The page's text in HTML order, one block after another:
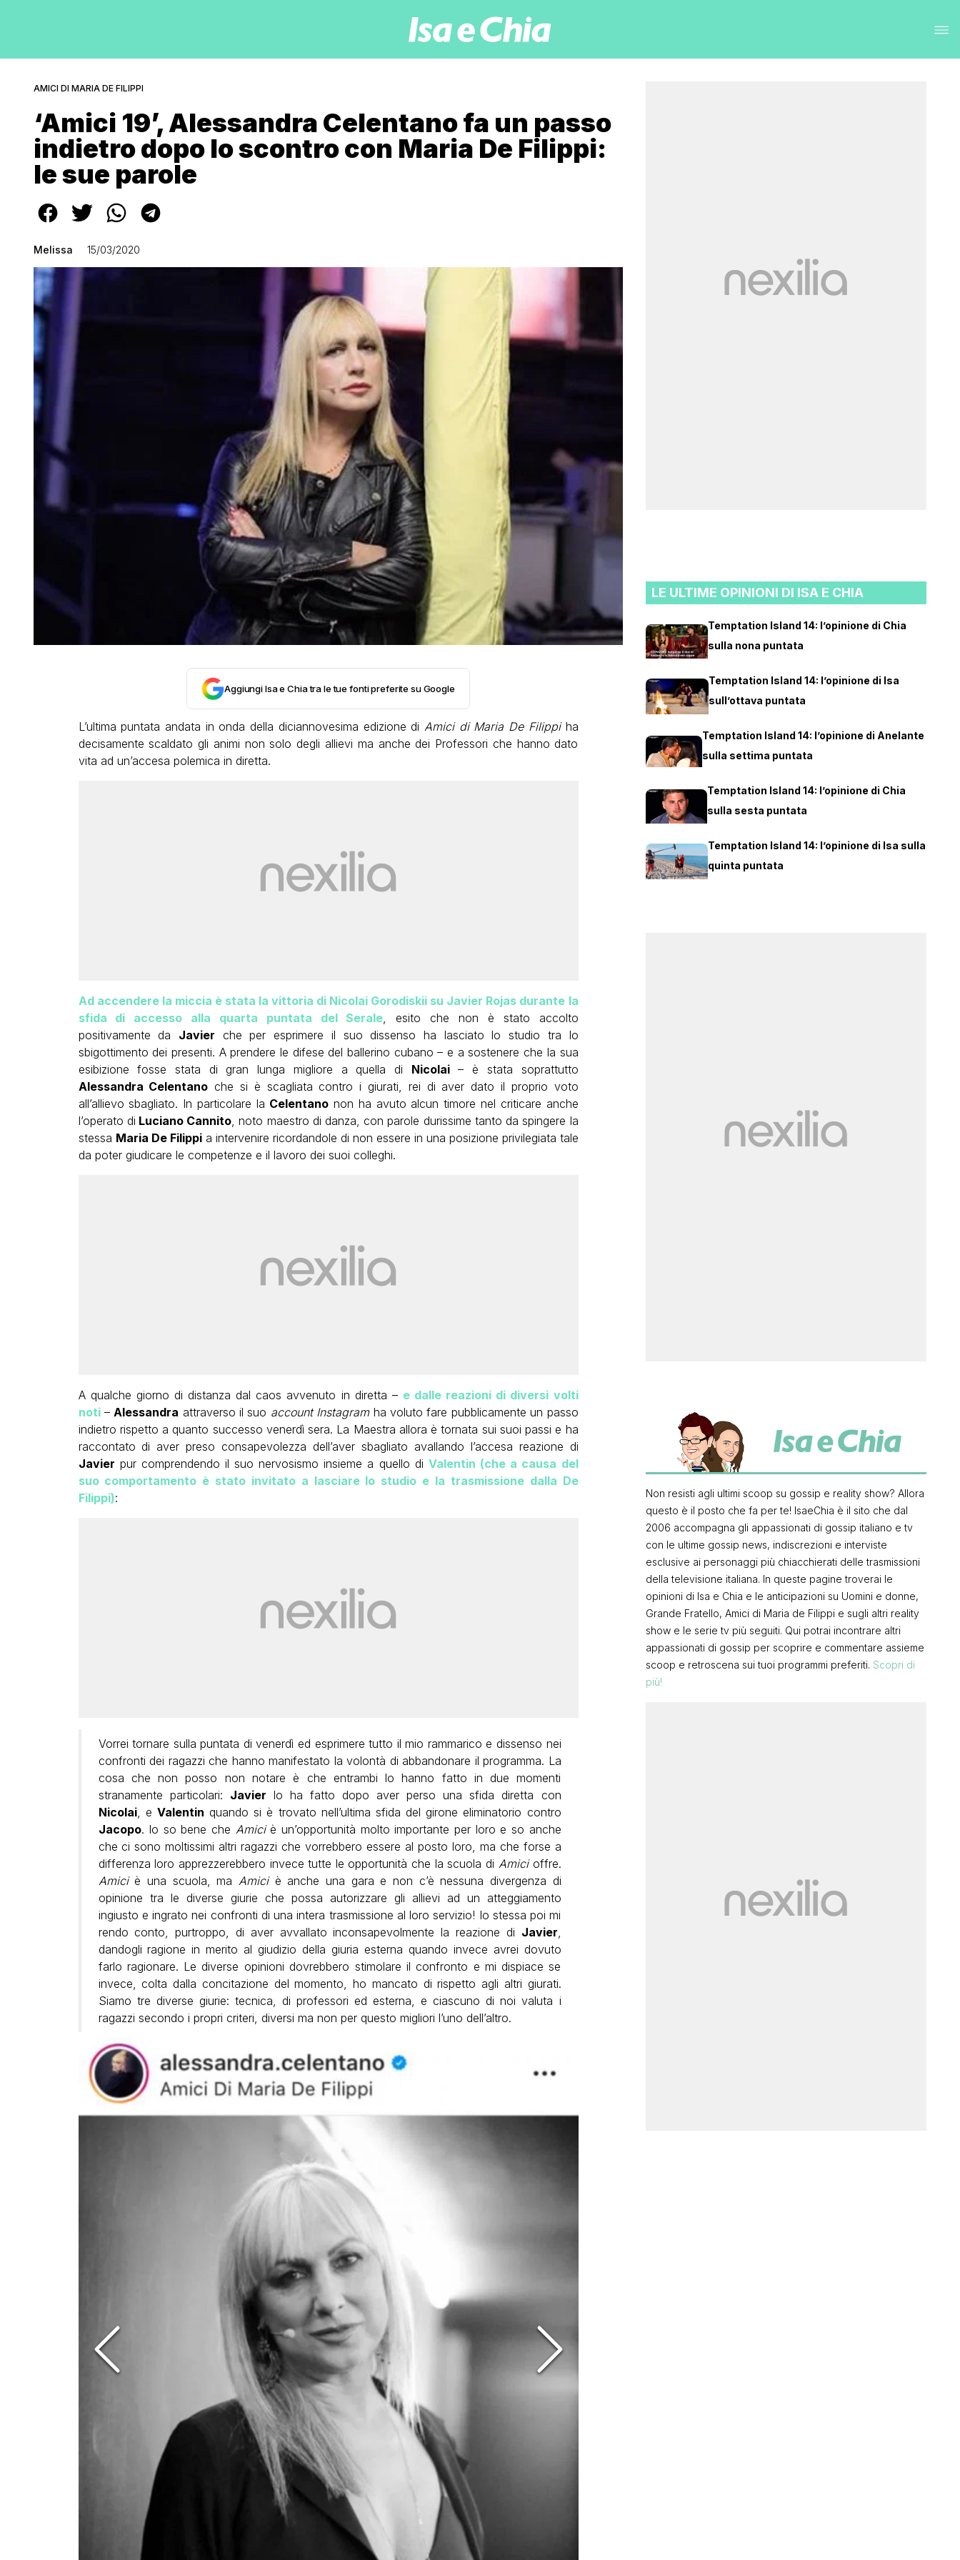
AMICI DI MARIA DE FILIPPI
‘Amici 19’, Alessandra Celentano fa un passo
indietro dopo lo scontro con Maria De Filippi:
le sue parole
Melissa 15/03/2020
Aggiungi Isa e Chia tra le tue fonti preferite su Google
L’ultima puntata andata in onda della diciannovesima edizione di Amici di Maria De Filippiha
decisamente scaldato gli animi non solo degli allievi ma anche dei Professori che hanno dato
vita ad un’accesa polemica in diretta.
Ad accendere la miccia è stata la vittoria di Nicolai Gorodiskii su Javier Rojas durante la
sfida di accesso alla quarta puntata del Serale , esito che non è stato accolto
positivamente da Javier che per esprimere il suo dissenso ha lasciato lo studio tra lo
sbigottimento dei presenti. A prendere le difese del ballerino cubano – e a sostenere che la sua
esibizione fosse stata di gran lunga migliore a quella di Nicolai– è stata soprattutto
Alessandra Celentano che si è scagliata contro i giurati, rei di aver dato il proprio voto
all’allievo sbagliato. In particolare la Celentano non ha avuto alcun timore nel criticare anche
l’operato di Luciano Cannito , noto maestro di danza, con parole durissime tanto da spingere la
stessa Maria De Filippia intervenire ricordandole di non essere in una posizione privilegiata tale
da poter giudicare le competenze e il lavoro dei suoi colleghi.
A qualche giorno di distanza dal caos avvenuto in diretta – e dalle reazioni di diversi volti
noti– Alessandra attraverso il suo account Instagramha voluto fare pubblicamente un passo
indietro rispetto a quanto successo venerdì sera. La Maestra allora è tornata sui suoi passi e ha
raccontato di aver preso consapevolezza dell’aver sbagliato avallando l’accesa reazione di
Javier pur comprendendo il suo nervosismo insieme a quello di Valentin (che a causa del
suo comportamento è stato invitato a lasciare lo studio e la trasmissione dalla De
Filippi):
Vorrei tornare sulla puntata di venerdì ed esprimere tutto il mio rammarico e dissenso nei
confronti dei ragazzi che hanno manifestato la volontà di abbandonare il programma. La
cosa che non posso non notare è che entrambi lo hanno fatto in due momenti
stranamente particolari: Javier lo ha fatto dopo aver perso una sfida diretta con
Nicolai, e Valentin quando si è trovato nell’ultima sfida del girone eliminatorio contro
Jacopo. Io so bene che Amiciè un’opportunità molto importante per loro e so anche
che ci sono moltissimi altri ragazzi che vorrebbero essere al posto loro, ma che forse a
differenza loro apprezzerebbero invece tutte le opportunità che la scuola di Amicioffre.
Amiciè una scuola, ma Amiciè anche una gara e non c’è nessuna divergenza di
opinione tra le diverse giurie che possa autorizzare gli allievi ad un atteggiamento
ingiusto e ingrato nei confronti di una intera trasmissione al loro servizio! Io stessa poi mi
rendo conto, purtroppo, di aver avvallato inconsapevolmente la reazione di Javier
dandogli ragione in merito al giudizio della giuria esterna quando invece avrei dovuto
farlo ragionare. Le diverse opinioni dovrebbero stimolare il confronto e mi dispiace se
invece, colta dalla concitazione del momento, ho mancato di rispetto agli altri giurati.
Siamo tre diverse giurie: tecnica, di professori ed esterna, e ciascuno di noi valuta i
ragazzi secondo i propri criteri, diversi ma non per questo migliori l’uno dell’altro.
LE ULTIME OPINIONI DI ISA E CHIA
Temptation Island 14: l’opinione di Chia
sulla nona puntata
Temptation Island 14: l’opinione di Isa
sull’ottava puntata
Temptation Island 14: l’opinione di Anelante
sulla settima puntata
Temptation Island 14: l’opinione di Chia
sulla sesta puntata
Temptation Island 14: l’opinione di Isa sulla
quinta puntata
Non resisti agli ultimi scoop su gossip e reality show? Allora
questo è il posto che fa per te! IsaeChia è il sito che dal
2006 accompagna gli appassionati di gossip italiano e tv
con le ultime gossip news, indiscrezioni e interviste
esclusive ai personaggi più chiacchierati delle trasmissioni
della televisione italiana. In queste pagine troverai le
opinioni di Isa e Chia e le anticipazioni su Uomini e donne,
Grande Fratello, Amici di Maria de Filippi e sugli altri reality
show e le serie tv più seguiti. Qui potrai incontrare altri
appassionati di gossip per scoprire e commentare assieme
scoop e retroscena sui tuoi programmi preferiti. Scopri di
più!